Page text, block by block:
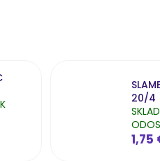
20/4
1,75